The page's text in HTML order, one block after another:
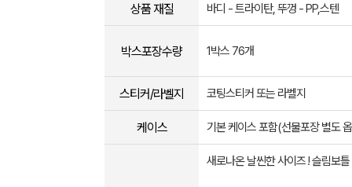
상품 재질 바디 - 트라이탄, 뚜껑 - PP,스텐
박스포장수량 1박스 76개
스티커/라벨지 코팅스티커 또는 라벨지
케이스 기본 케이스 포함(선물포장 별도
새로나온 날씬한 사이즈 ! 슬림보틀